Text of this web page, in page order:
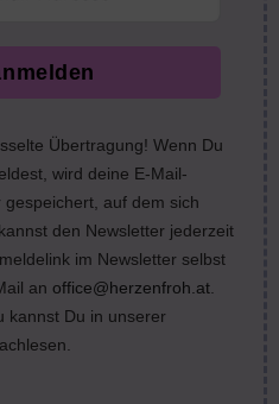
Übertragung! Wenn Du
wird deine E-Mail-
auf dem sich
den Newsletter jederzeit
im Newsletter selbst
an office@herzenfroh.at.
kannst Du in unserer